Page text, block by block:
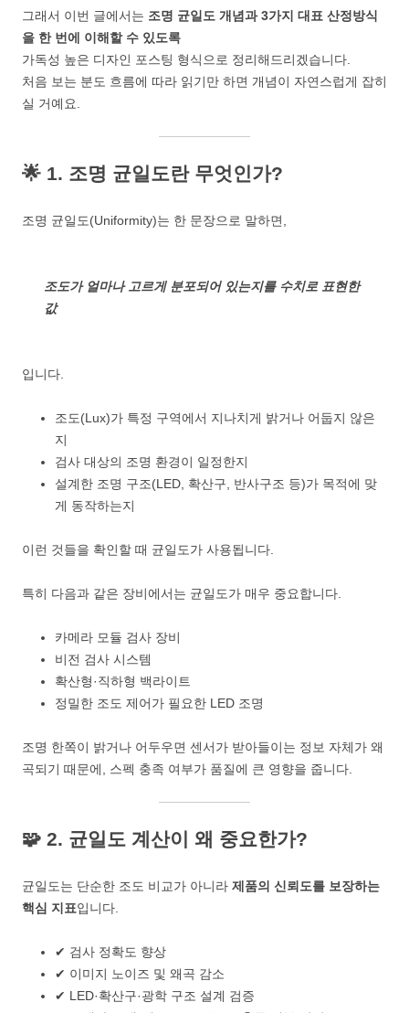
그래서 이번 글에서는 조명 균일도 개념과 3가지 대표 산정방식
을 한 번에 이해할 수 있도록
가독성 높은 디자인 포스팅 형식으로 정리해드리겠습니다.
처음 보는 분도 흐름에 따라 읽기만 하면 개념이 자연스럽게 잡히
실 거예요.
🌟 1. 조명 균일도란 무엇인가?
조명 균일도(Uniformity)는 한 문장으로 말하면,
조도가 얼마나 고르게 분포되어 있는지를 수치로 표현한
값
입니다.
조도(Lux)가 특정 구역에서 지나치게 밝거나 어둡지 않은
지
검사 대상의 조명 환경이 일정한지
설계한 조명 구조(LED, 확산구, 반사구조 등)가 목적에 맞
게 동작하는지
이런 것들을 확인할 때 균일도가 사용됩니다.
특히 다음과 같은 장비에서는 균일도가 매우 중요합니다.
카메라 모듈 검사 장비
비전 검사 시스템
확산형·직하형 백라이트
정밀한 조도 제어가 필요한 LED 조명
조명 한쪽이 밝거나 어두우면 센서가 받아들이는 정보 자체가 왜
곡되기 때문에, 스펙 충족 여부가 품질에 큰 영향을 줍니다.
🧩 2. 균일도 계산이 왜 중요한가?
균일도는 단순한 조도 비교가 아니라 제품의 신뢰도를 보장하는
핵심 지표입니다.
✔ 검사 정확도 향상
✔ 이미지 노이즈 및 왜곡 감소
✔ LED·확산구·광학 구조 설계 검증